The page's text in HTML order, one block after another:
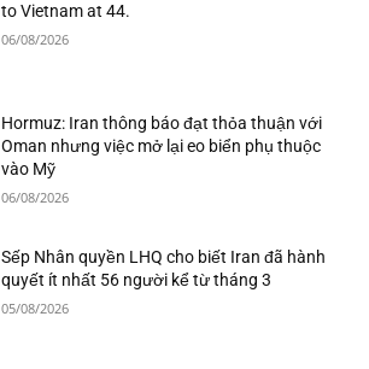
to Vietnam at 44.
06/08/2026
Hormuz: Iran thông báo đạt thỏa thuận với
Oman nhưng việc mở lại eo biển phụ thuộc
vào Mỹ
06/08/2026
Sếp Nhân quyền LHQ cho biết Iran đã hành
quyết ít nhất 56 người kể từ tháng 3
05/08/2026